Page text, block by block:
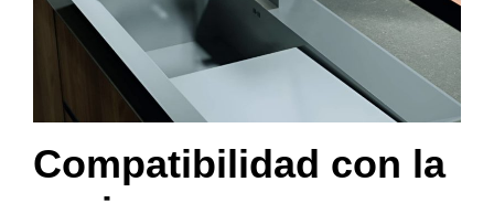
Compatibilidad con la